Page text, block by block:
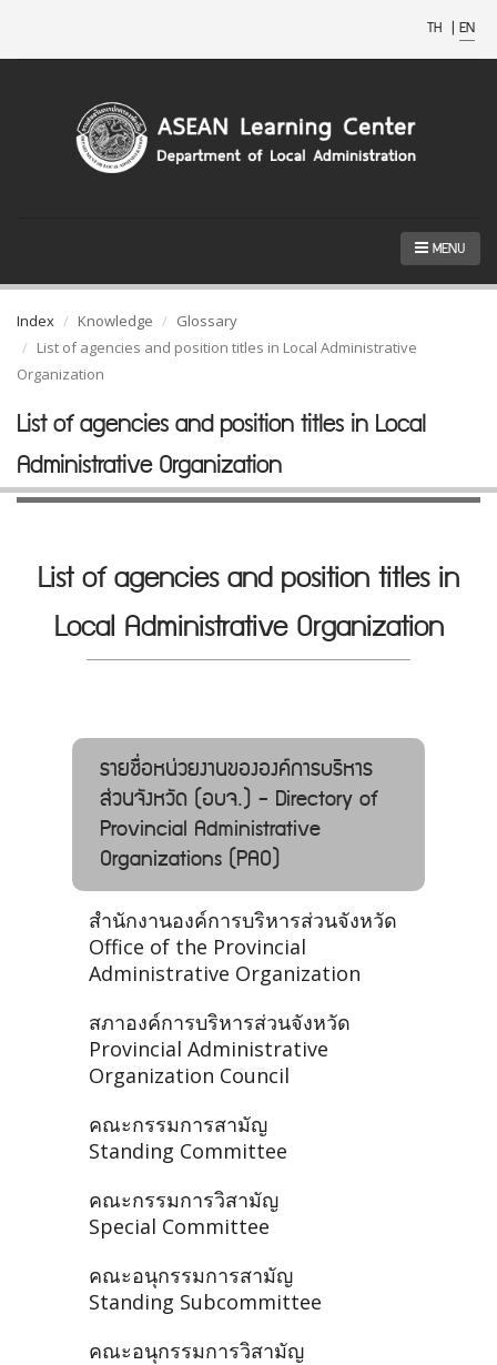
TH | EN
MENU
Index Knowledge
Glossary
List of agencies and position titles in Local Administrative
Organization
List of agencies and position titles in Local
Administrative Organization
List of agencies and position titles in
Local Administrative Organization
รายชื่อหน่วยงานขององค์การบริหาร
ส่วนจังหวัด (อบจ.) - Directory of
Provincial Administrative
Organizations (PAO)
สำนักงานองค์การบริหารส่วนจังหวัด
Office of the Provincial
Administrative Organization
สภาองค์การบริหารส่วนจังหวัด
Provincial Administrative
Organization Council
คณะกรรมการสามัญ
Standing Committee
คณะกรรมการวิสามัญ
Special Committee
คณะอนุกรรมการสามัญ
Standing Subcommittee
คณะอนุกรรมการวิสามัญ